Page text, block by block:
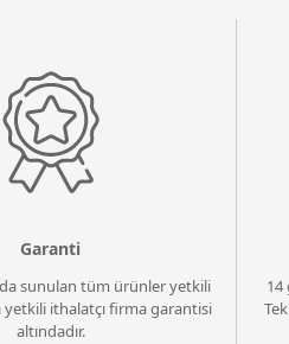
Garanti
sunulan tüm ürünler yetkili
ithalatçı firma garantisi
altındadır.
14